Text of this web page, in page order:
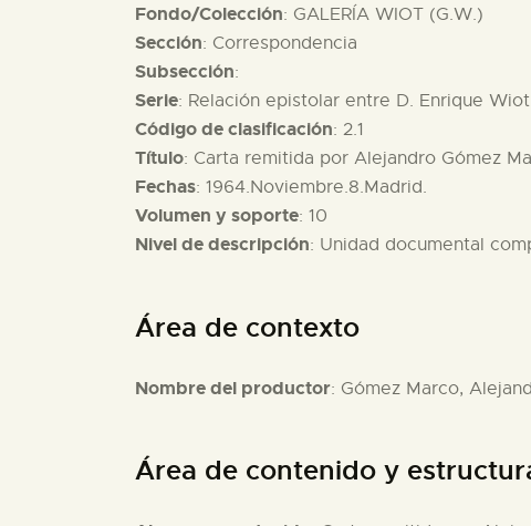
Fondo/Colección: GALERÍA WIOT (G.W.)
Sección: Correspondencia
Subsección:
Serie: Relación epistolar entre D. Enrique
Código de clasificación: 2.1
Título: Carta remitida por Alejandro Gómez
Fechas: 1964.Noviembre.8.Madrid.
Volumen y soporte: 10
Nivel de descripción: Unidad documental
Área de contexto
Nombre del productor: Gómez Marco,
Área de contenido y